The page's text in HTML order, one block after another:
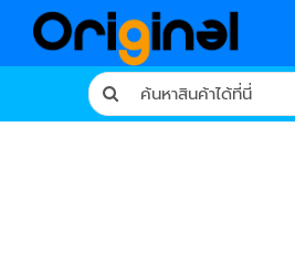
Search
for: